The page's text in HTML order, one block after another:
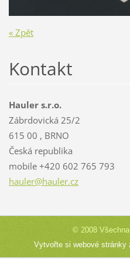
« Zpět
Kontakt
Hauler s.r.o.
Zábrdovická 25/2
615 00 , BRNO
Česká republika
mobile +420 602 765 793
hauler@hauler.cz
© 2008
Vytvořte si webové stránky